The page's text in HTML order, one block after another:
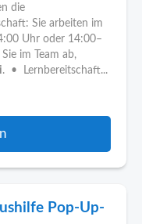
die
Sie arbeiten im
Uhr oder 14:00–
im Team ab,
. • Lernbereitschaft...
Pop-Up-